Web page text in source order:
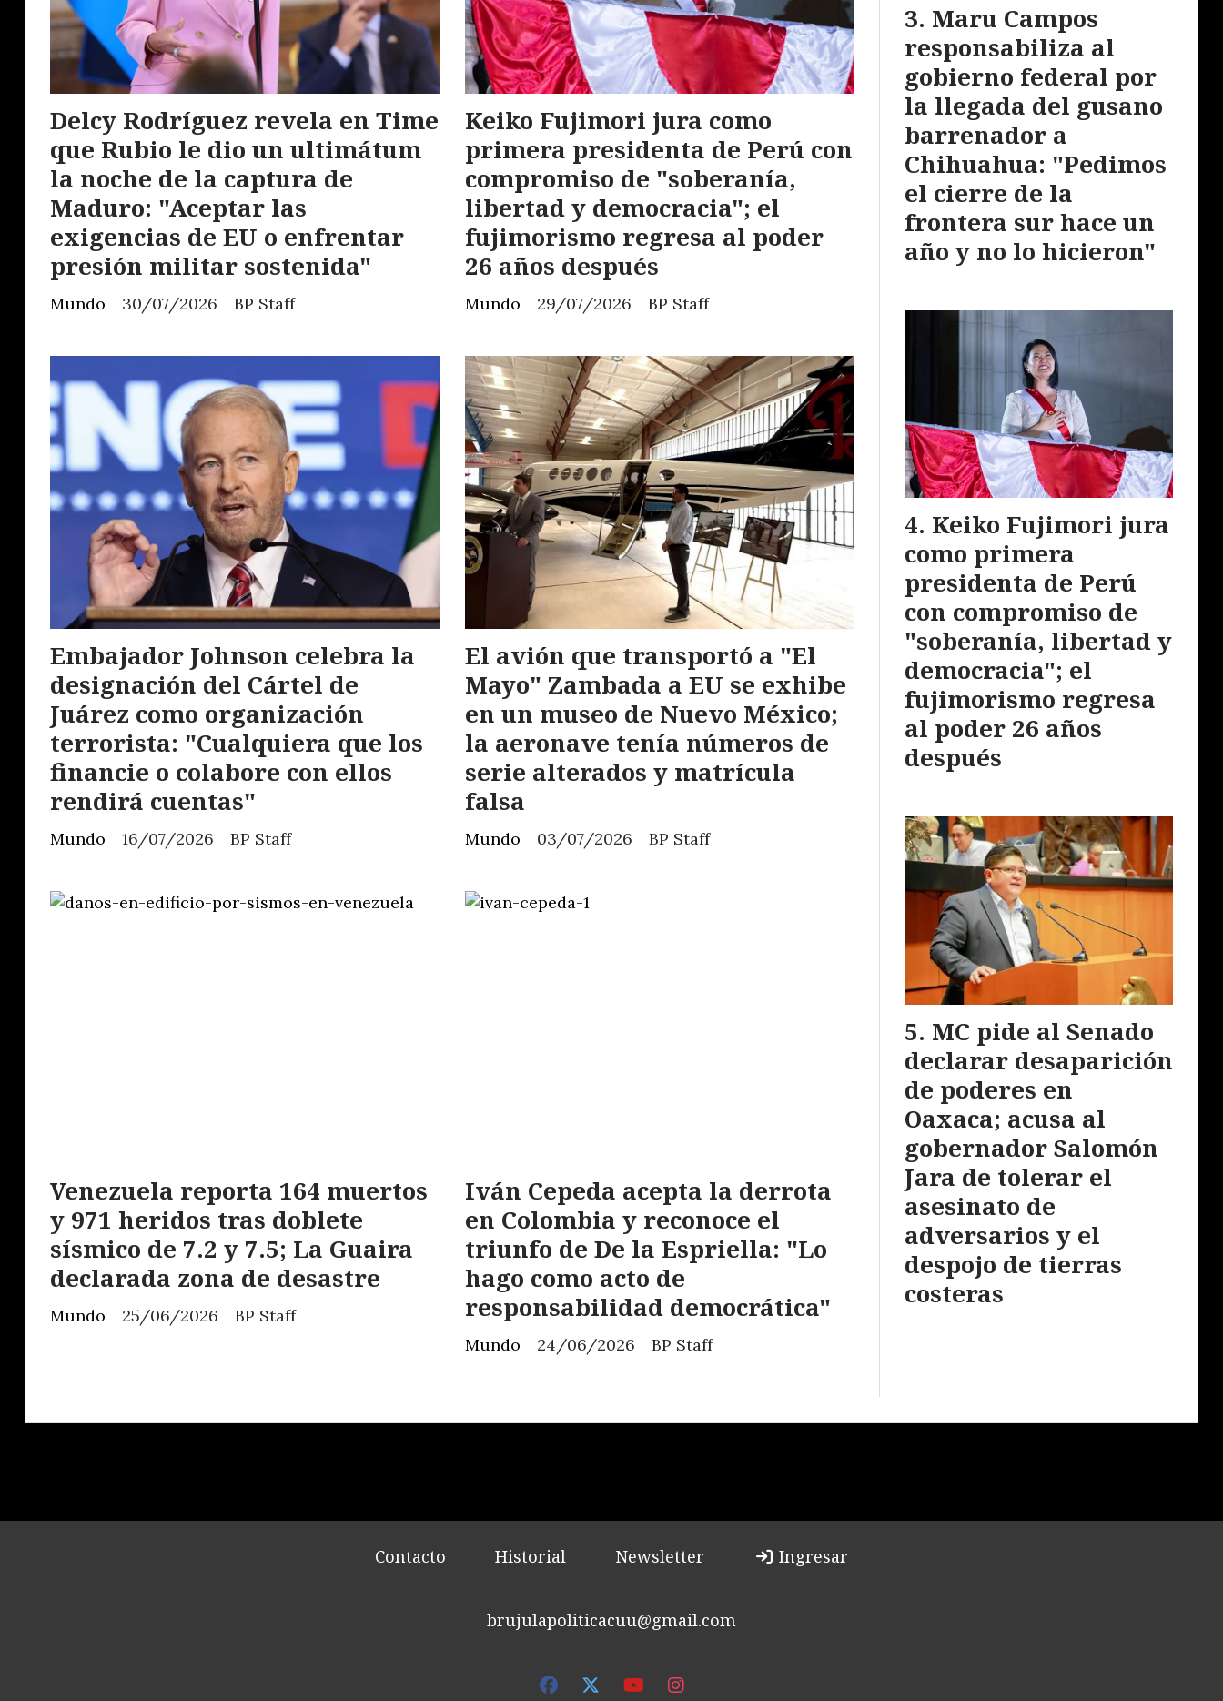
Delcy Rodríguez revela en Time
que Rubio le dio un ultimátum
la noche de la captura de
Maduro: "Aceptar las
exigencias de EU o enfrentar
presión militar sostenida"
BP Staff
Mundo 30/07/2026
Keiko Fujimori jura como
primera presidenta de Perú con
compromiso de "soberanía,
libertad y democracia"; el
fujimorismo regresa al poder
26 años después
BP Staff
Mundo 29/07/2026
Embajador Johnson celebra la
designación del Cártel de
Juárez como organización
terrorista: "Cualquiera que los
financie o colabore con ellos
rendirá cuentas"
BP Staff
Mundo 16/07/2026
El avión que transportó a "El
Mayo" Zambada a EU se exhibe
en un museo de Nuevo México;
la aeronave tenía números de
serie alterados y matrícula
falsa
BP Staff
Mundo 03/07/2026
Venezuela reporta 164 muertos
y 971 heridos tras doblete
sísmico de 7.2 y 7.5; La Guaira
declarada zona de desastre
BP Staff
Mundo 25/06/2026
Iván Cepeda acepta la derrota
en Colombia y reconoce el
triunfo de De la Espriella: "Lo
hago como acto de
responsabilidad democrática"
BP Staff
Mundo 24/06/2026
Maru Campos
responsabiliza al
gobierno federal por
la llegada del gusano
barrenador a
Chihuahua: "Pedimos
el cierre de la
frontera sur hace un
año y no lo hicieron"
Keiko Fujimori jura
como primera
presidenta de Perú
con compromiso de
"soberanía, libertad y
democracia"; el
fujimorismo regresa
al poder 26 años
después
MC pide al Senado
declarar desaparición
de poderes en
Oaxaca; acusa al
gobernador Salomón
Jara de tolerar el
asesinato de
adversarios y el
despojo de tierras
costeras
Contacto Historial Newsletter Ingresar
brujulapoliticacuu@gmail.com